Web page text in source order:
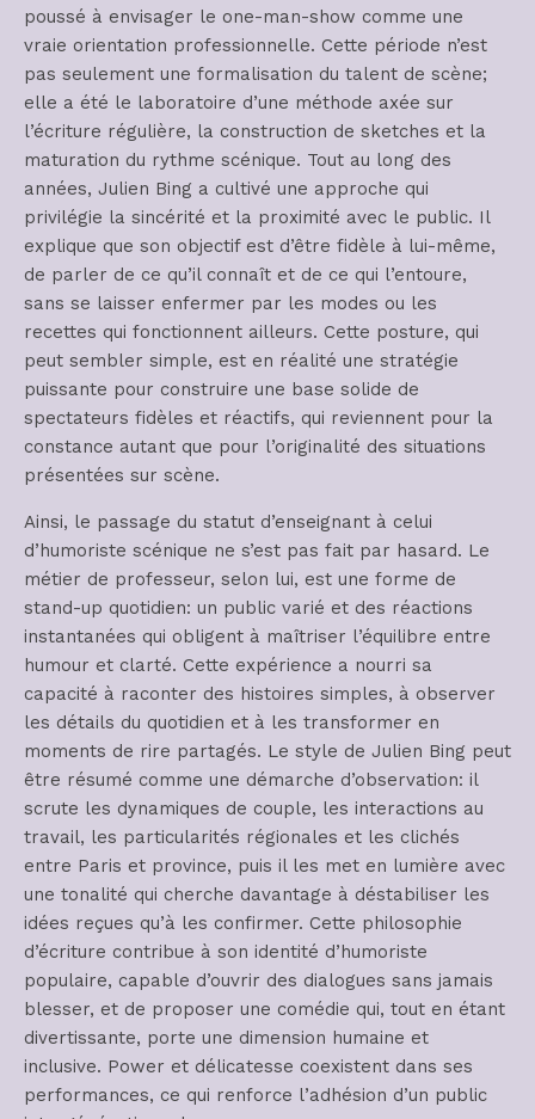
poussé à envisager le one-man-show comme une
vraie orientation professionnelle. Cette période n’est
pas seulement une formalisation du talent de scène;
elle a été le laboratoire d’une méthode axée sur
l’écriture régulière, la construction de sketches et la
maturation du rythme scénique. Tout au long des
années, Julien Bing a cultivé une approche qui
privilégie la sincérité et la proximité avec le public. Il
explique que son objectif est d’être fidèle à lui-même,
de parler de ce qu’il connaît et de ce qui l’entoure,
sans se laisser enfermer par les modes ou les
recettes qui fonctionnent ailleurs. Cette posture, qui
peut sembler simple, est en réalité une stratégie
puissante pour construire une base solide de
spectateurs fidèles et réactifs, qui reviennent pour la
constance autant que pour l’originalité des situations
présentées sur scène.
Ainsi, le passage du statut d’enseignant à celui
d’humoriste scénique ne s’est pas fait par hasard. Le
métier de professeur, selon lui, est une forme de
stand-up quotidien: un public varié et des réactions
instantanées qui obligent à maîtriser l’équilibre entre
humour et clarté. Cette expérience a nourri sa
capacité à raconter des histoires simples, à observer
les détails du quotidien et à les transformer en
moments de rire partagés. Le style de Julien Bing peut
être résumé comme une démarche d’observation: il
scrute les dynamiques de couple, les interactions au
travail, les particularités régionales et les clichés
entre Paris et province, puis il les met en lumière avec
une tonalité qui cherche davantage à déstabiliser les
idées reçues qu’à les confirmer. Cette philosophie
d’écriture contribue à son identité d’humoriste
populaire, capable d’ouvrir des dialogues sans jamais
blesser, et de proposer une comédie qui, tout en étant
divertissante, porte une dimension humaine et
inclusive. Power et délicatesse coexistent dans ses
performances, ce qui renforce l’adhésion d’un public